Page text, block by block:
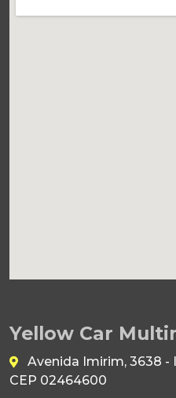
Yellow Car
Avenida Imirim, 3638 -
CEP 02464600